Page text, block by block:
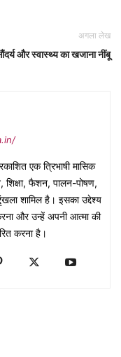
अगला लेख
और स्वास्थ्य का खजाना नींबू
एक त्रिभाषी मासिक
शिक्षा, फैशन, पालन-पोषण,
शामिल है। इसका उद्देश्य
और उन्हें अपनी आत्मा की
करना है।